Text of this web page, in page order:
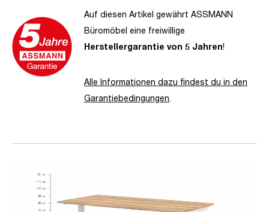
Auf diesen Artikel gewährt ASSMANN
Büromöbel eine freiwillige
Herstellergarantie von 5 Jahren!
Alle Informationen dazu findest du in den
Garantiebedingungen.